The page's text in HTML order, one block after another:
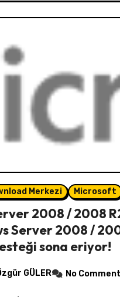
Merkezi Microsoft
2008 / 2008
Server 2008 /
sona eriyor!
GÜLER No